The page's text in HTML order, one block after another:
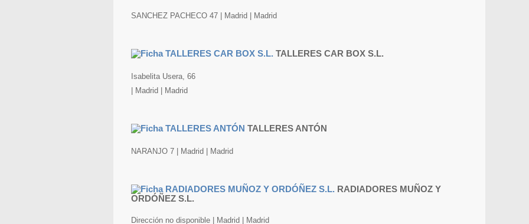
SANCHEZ PACHECO 47 | Madrid | Madrid
TALLERES CAR BOX S.L.
Isabelita Usera, 66
| Madrid | Madrid
TALLERES ANTÓN
NARANJO 7 | Madrid | Madrid
RADIADORES MUÑOZ Y
ORDÓÑEZ S.L.
Dirección no disponible | Madrid | Madrid